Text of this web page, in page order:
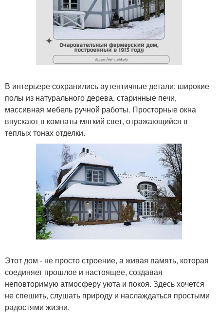
В интерьере сохранились аутентичные детали: широкие
полы из натурального дерева, старинные печи,
массивная мебель ручной работы. Просторные окна
впускают в комнаты мягкий свет, отражающийся в
теплых тонах отделки.
Этот дом - не просто строение, а живая память, которая
соединяет прошлое и настоящее, создавая
неповторимую атмосферу уюта и покоя. Здесь хочется
не спешить, слушать природу и наслаждаться простыми
радостями жизни.